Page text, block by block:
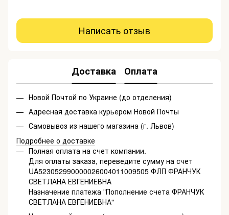
Написать отзыв
Доставка Оплата
Новой Почтой по Украине (до отделения)
Адресная доставка курьером Новой Почты
Самовывоз из нашего магазина (г. Львов)
Подробнее о доставке
Полная оплата на счет компании.
Для оплаты заказа, переведите сумму на счет
UA523052990000026004011009505 ФЛП ФРАНЧУК
СВЕТЛАНА ЕВГЕНИЕВНА
Назначение платежа "Пополнение счета ФРАНЧУК
СВЕТЛАНА ЕВГЕНИЕВНА"